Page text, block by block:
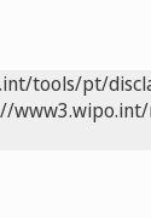
tools/pt/